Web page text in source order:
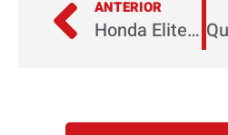
ANTERIOR
Honda Elite 125 2023: líder de sua categoria traz nova opção de cor prata metálico